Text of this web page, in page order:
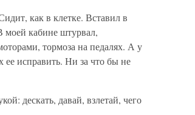
как в клетке. Вставил в
моей кабине штурвал,
тормоза на педалях. А у
исправить. Ни за что бы не
дескать, давай, взлетай, чего